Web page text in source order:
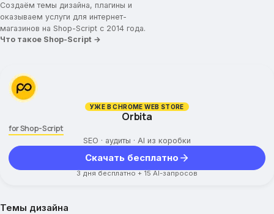
Создаём темы дизайна, плагины и
оказываем услуги для интернет-
магазинов на Shop-Script с 2014 года.
Что такое Shop-Script →
УЖЕ В CHROME WEB STORE
Orbita
for Shop-Script
SEO · аудиты · AI из коробки
Скачать бесплатно
3 дня бесплатно + 15 AI-запросов
Темы дизайна